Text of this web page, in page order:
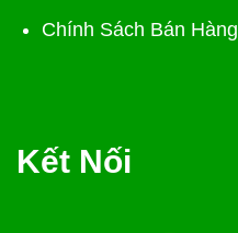
Chính Sách Bán Hàng
Kết Nối